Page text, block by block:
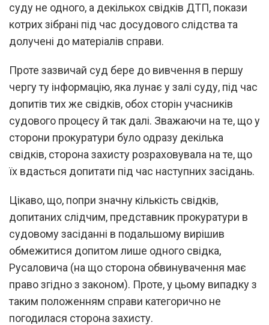
суду не одного, а декількох свідків ДТП, покази
котрих зібрані під час досудового слідства та
долучені до матеріалів справи.
Проте зазвичай суд бере до вивчення в першу
чергу ту інформацію, яка лунає у залі суду, під час
допитів тих же свідків, обох сторін учасників
судового процесу й так далі. Зважаючи на те, що у
сторони прокуратури було одразу декілька
свідків, сторона захисту розраховувала на те, що
їх вдасться допитати під час наступних засідань.
Цікаво, що, попри значну кількість свідків,
допитаних слідчим, представник прокуратури в
судовому засіданні в подальшому вирішив
обмежитися допитом лише одного свідка,
Русаловича (на що сторона обвинувачення має
право згідно з законом). Проте, у цьому випадку з
таким положенням справи категорично не
погодилася сторона захисту.